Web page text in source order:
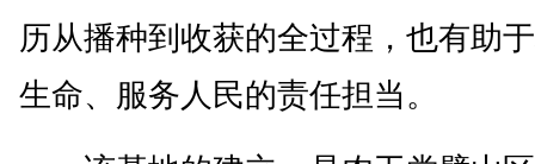
历从播种到收获的全过程，也有助
生命、服务人民的责任担当。